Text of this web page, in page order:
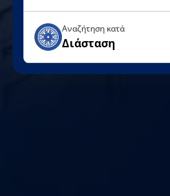
Αναζήτηση κατά
Διάσταση